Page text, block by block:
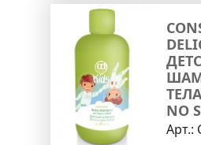
NO
Арт.: